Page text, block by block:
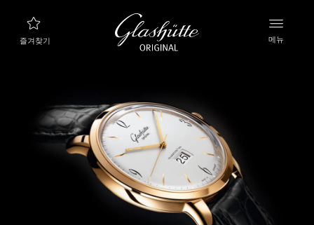
즐겨찾기 메뉴
컬렉션 살펴보기
글라슈테 오리지널 브랜드
매뉴팩처, 히스토리, 그리고 파트너들